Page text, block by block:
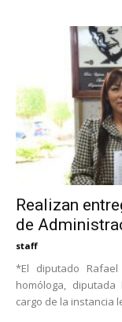
Realizan
de
staff
*El diputado
homóloga,
cargo de la instancia